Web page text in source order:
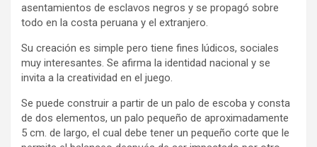
asentamientos de esclavos negros y se propagó sobre
todo en la costa peruana y el extranjero.
Su creación es simple pero tiene fines lúdicos, sociales
muy interesantes. Se afirma la identidad nacional y se
invita a la creatividad en el juego.
Se puede construir a partir de un palo de escoba y consta
de dos elementos, un palo pequeño de aproximadamente
5 cm. de largo, el cual debe tener un pequeño corte que le